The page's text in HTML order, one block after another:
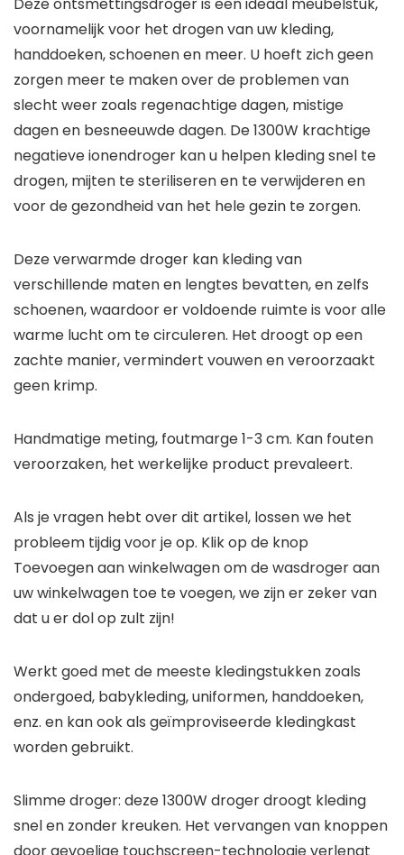
Deze ontsmettingsdroger is een ideaal meubelstuk,
voornamelijk voor het drogen van uw kleding,
handdoeken, schoenen en meer. U hoeft zich geen
zorgen meer te maken over de problemen van
slecht weer zoals regenachtige dagen, mistige
dagen en besneeuwde dagen. De 1300W krachtige
negatieve ionendroger kan u helpen kleding snel te
drogen, mijten te steriliseren en te verwijderen en
voor de gezondheid van het hele gezin te zorgen.
Deze verwarmde droger kan kleding van
verschillende maten en lengtes bevatten, en zelfs
schoenen, waardoor er voldoende ruimte is voor alle
warme lucht om te circuleren. Het droogt op een
zachte manier, vermindert vouwen en veroorzaakt
geen krimp.
Handmatige meting, foutmarge 1-3 cm. Kan fouten
veroorzaken, het werkelijke product prevaleert.
Als je vragen hebt over dit artikel, lossen we het
probleem tijdig voor je op. Klik op de knop
Toevoegen aan winkelwagen om de wasdroger aan
uw winkelwagen toe te voegen, we zijn er zeker van
dat u er dol op zult zijn!
Werkt goed met de meeste kledingstukken zoals
ondergoed, babykleding, uniformen, handdoeken,
enz. en kan ook als geïmproviseerde kledingkast
worden gebruikt.
Slimme droger: deze 1300W droger droogt kleding
snel en zonder kreuken. Het vervangen van knoppen